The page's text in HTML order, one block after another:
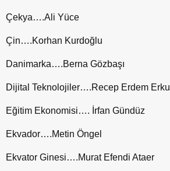
Çekya….Ali Yüce
Çin….Korhan Kurdoğlu
Danimarka….Berna Gözbaşı
Dijital Teknolojiler….Recep Erdem Erkul
Eğitim Ekonomisi…. İrfan Gündüz
Ekvador….Metin Öngel
Ekvator Ginesi….Murat Efendi Ataer